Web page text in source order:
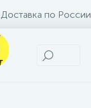
Доставка по России